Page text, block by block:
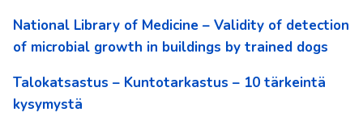
National Library of Medicine – Validity of detection
of microbial growth in buildings by trained dogs
Talokatsastus – Kuntotarkastus – 10 tärkeintä
kysymystä